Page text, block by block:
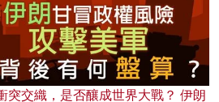
突交織，是否釀成世界大戰？ 伊朗